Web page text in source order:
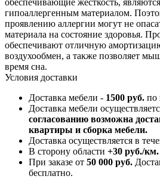
обеспечивающие жесткость,
гипоаллергенным материалом.
проявлению аллергии могут не
материала на состояние здоровья.
обеспечивают отличную
воздухообмен, а также позволяет
время сна.
Условия доставки
Доставка мебели - 1500 руб. по
Доставка мебели
согласованию возможна
квартиры и сборка мебели.
Доставка осуществляется в
В сторону области +30 руб./км.
При заказе от 50 000 руб.
бесплатно.